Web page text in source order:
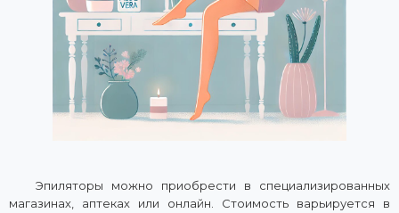
Эпиляторы можно приобрести в специализированных
магазинах, аптеках или онлайн. Стоимость варьируется в